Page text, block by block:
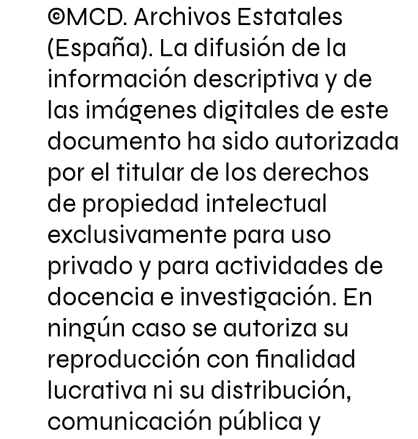
©MCD. Archivos Estatales
(España). La difusión de la
información descriptiva y de
las imágenes digitales de este
documento ha sido autorizada
por el titular de los derechos
de propiedad intelectual
exclusivamente para uso
privado y para actividades de
docencia e investigación. En
ningún caso se autoriza su
reproducción con finalidad
lucrativa ni su distribución,
comunicación pública y